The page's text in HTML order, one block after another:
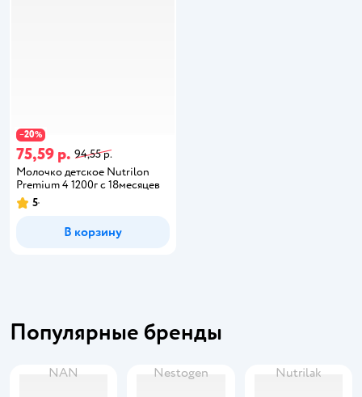
−20%
75,59 р. 94,55 р.
Молочко детское Nutrilon
Premium 4 1200г с 18месяцев
5
В корзину
Популярные бренды
NAN Nestogen Nutrilak